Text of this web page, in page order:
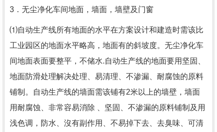
3．无尘净化车间地面，墙面，墙壁及门窗
⑴自动生产线所有地面的水平在方案设计和建造时需该比
工业园区的地面水平略高，地面有的斜坡度。无尘净化车
间地面表面要整平，不储水.自动生产线的地面要用坚固、
地面防滑处理解决处理、易清理、不渗漏、耐腐蚀的原料
铺制。自动生产线的墙面需该铺有2米以上的墙壁，墙面
用耐腐蚀、非常容易消除 、坚固、不渗漏的原料铺制及用
浅色调，防水、沒有副作用、不易掉下去、去臭味、可清